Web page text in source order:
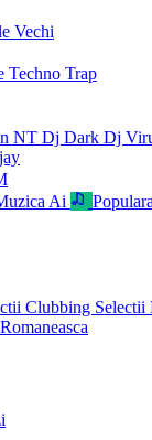
Vechi
Techno Trap
NT Dj Dark Dj
Ai
Populara
Clubbing Selectii